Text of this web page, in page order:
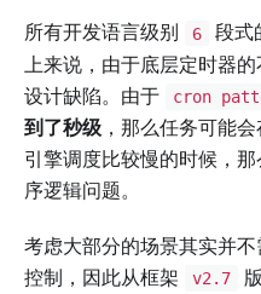
所有开发语言级别 6 段式
上来说，由于底层定时器
设计缺陷。由于
cron
到了秒级 ，那么任务可能
引擎调度比较慢的时候，
序逻辑问题。
考虑大部分的场景其实并
控制，因此从框架
v2.7